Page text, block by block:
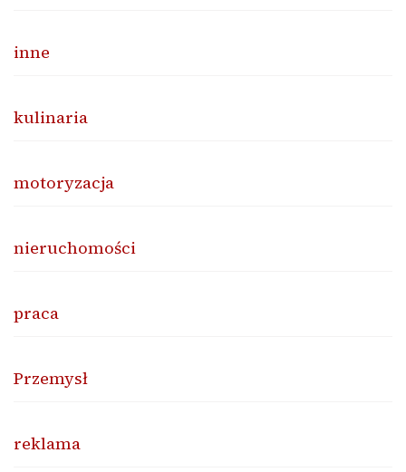
inne
kulinaria
motoryzacja
nieruchomości
praca
Przemysł
reklama